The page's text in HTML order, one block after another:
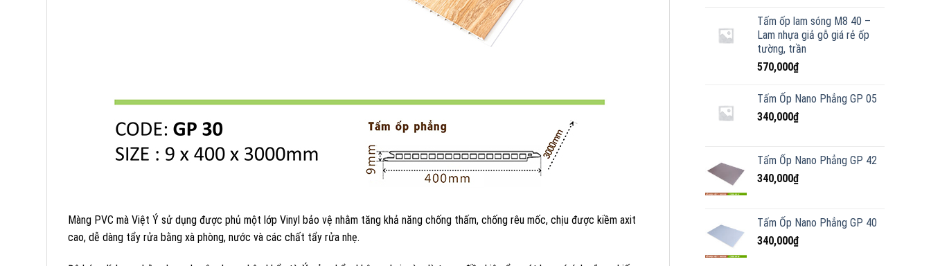
Màng PVC mà Việt Ý sử dụng được phủ một lớp Vinyl bảo vệ nhằm tăng khả năng chống thấm, chống rêu mốc, chịu được kiềm axit
cao, dễ dàng tẩy rửa bằng xà phòng, nước và các chất tẩy rửa nhẹ.
Tấm ốp lam sóng M8 40 –
Lam nhựa giả gỗ giá rẻ ốp
tường, trần
570,000₫
Tấm Ốp Nano Phẳng GP 05
340,000₫
Tấm Ốp Nano Phẳng GP 42
340,000₫
Tấm Ốp Nano Phẳng GP 40
340,000₫